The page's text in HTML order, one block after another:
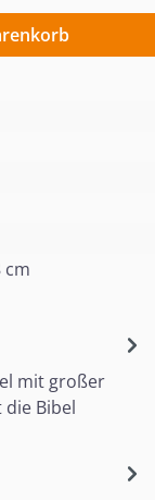
cm
mit großer
Bibel